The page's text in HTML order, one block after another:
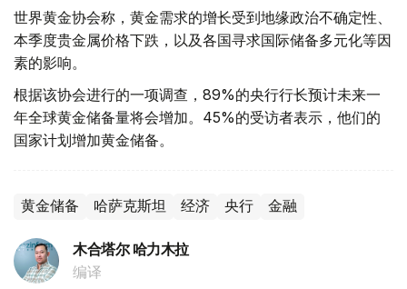
世界黄金协会称，黄金需求的增长受到地缘政治不确定性、
本季度贵金属价格下跌，以及各国寻求国际储备多元化等因
素的影响。
根据该协会进行的一项调查，89%的央行行长预计未来一
年全球黄金储备量将会增加。45%的受访者表示，他们的
国家计划增加黄金储备。
黄金储备 哈萨克斯坦 经济 央行 金融
木合塔尔 哈力木拉
编译